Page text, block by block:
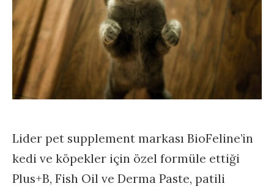
Lider pet supplement markası BioFeline’in
kedi ve köpekler için özel formüle ettiği
Plus+B, Fish Oil ve Derma Paste, patili